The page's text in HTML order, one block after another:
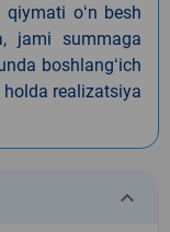
oʻn besh
jami summaga
boshlangʻich
realizatsiya
keyboard_arrow_down